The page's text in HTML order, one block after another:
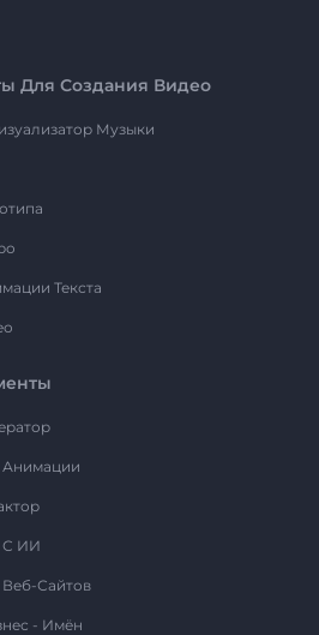
Для Создания Видео
Музыки
Текста
Анимации
С ИИ
Сайтов
- Имён